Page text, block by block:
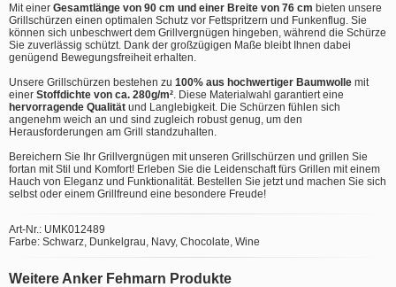
Mit einer Gesamtlänge von 90 cm und einer Breite von 76 cm bieten unsere
Grillschürzen einen optimalen Schutz vor Fettspritzern und Funkenflug. Sie
können sich unbeschwert dem Grillvergnügen hingeben, während die Schürze
Sie zuverlässig schützt. Dank der großzügigen Maße bleibt Ihnen dabei
genügend Bewegungsfreiheit erhalten.
Unsere Grillschürzen bestehen zu 100% aus hochwertiger Baumwolle mit
einer Stoffdichte von ca. 280g/m² . Diese Materialwahl garantiert eine
hervorragende Qualität und Langlebigkeit. Die Schürzen fühlen sich
angenehm weich an und sind zugleich robust genug, um den
Herausforderungen am Grill standzuhalten.
Bereichern Sie Ihr Grillvergnügen mit unseren Grillschürzen und grillen Sie
fortan mit Stil und Komfort! Erleben Sie die Leidenschaft fürs Grillen mit einem
Hauch von Eleganz und Funktionalität. Bestellen Sie jetzt und machen Sie sich
selbst oder einem Grillfreund eine besondere Freude!
Art-Nr.: UMK012489
Farbe: Schwarz, Dunkelgrau, Navy, Chocolate, Wine
Weitere Anker Fehmarn Produkte